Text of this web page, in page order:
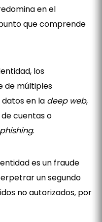
en el
que comprende
los
de múltiples
en la deep web,
cuentas o
phishing.
es un fraude
un segundo
no autorizados, por